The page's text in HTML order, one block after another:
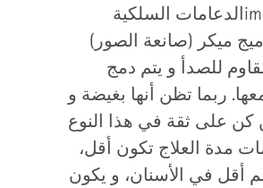
الدعامات السلكية
ميكر (صانعة الصور)
للصدأ و يتم دمج
معها. ربما تظن أنها بغيضة و
كن على ثقة في هذا النوع
مدة العلاج تكون أقل،
أقل في الأسنان، و يكون